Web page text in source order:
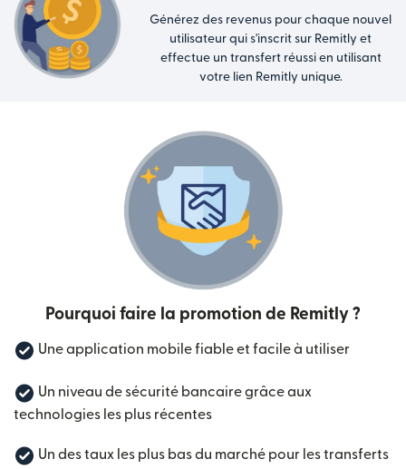
Générez des revenus pour chaque nouvel
utilisateur qui s'inscrit sur Remitly et
effectue un transfert réussi en utilisant
votre lien Remitly unique.
Pourquoi faire la promotion de Remitly ?
Une application mobile fiable et facile à utiliser
Un niveau de sécurité bancaire grâce aux
technologies les plus récentes
Un des taux les plus bas du marché pour les transferts